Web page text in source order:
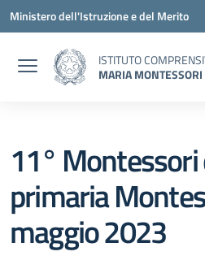
Vai ai contenuti
Vai al menu di navigazione
Vai al footer
Ministero dell'Istruzione e del Merito
ISTITUTO
MARIA MONTESSORI
11°
primaria
maggio 2023